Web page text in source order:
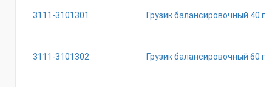
3111-3101301 Грузик балансировочный 40 г
3111-3101302 Грузик балансировочный 60 г